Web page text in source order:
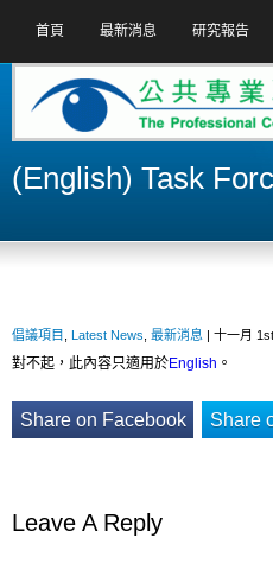
首頁 最新消息 研究報告
(English) Task
倡議項目 Latest News 最新消息 | 十一月
對不起，此內容只適用於English 。
Share on Facebook Share
Leave A Reply